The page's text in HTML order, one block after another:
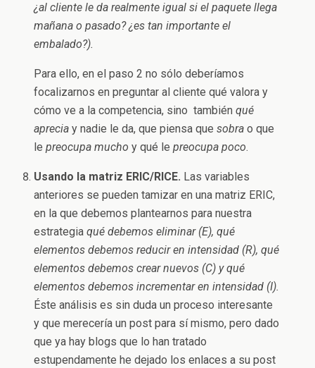
¿al cliente le da realmente igual si el paquete llega
mañana o pasado? ¿es tan importante el
embalado?).
Para ello, en el paso 2 no sólo deberíamos
focalizarnos en preguntar al cliente qué valora y
cómo ve a la competencia, sino tambiénqué
aprecia y nadie le da, que piensa quesobra o que
lepreocupa mucho y qué lepreocupa poco.
Usando la matriz ERIC/RICE. Las variables
anteriores se pueden tamizar en una matriz ERIC,
en la que debemos plantearnos para nuestra
estrategiaqué debemos eliminar (E), qué
elementos debemos reducir en intensidad (R), qué
elementos debemos crear nuevos (C) y qué
elementos debemos incrementar en intensidad (I).
Éste análisis es sin duda un proceso interesante
y que merecería un post para sí mismo, pero dado
que ya hay blogs que lo han tratado
estupendamente he dejado los enlaces a su post